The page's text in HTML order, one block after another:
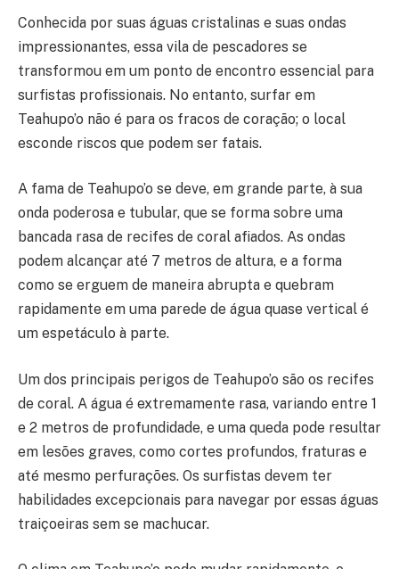
Conhecida por suas águas cristalinas e suas ondas
impressionantes, essa vila de pescadores se
transformou em um ponto de encontro essencial para
surfistas profissionais. No entanto, surfar em
Teahupo’o não é para os fracos de coração; o local
esconde riscos que podem ser fatais.
A fama de Teahupo’o se deve, em grande parte, à sua
onda poderosa e tubular, que se forma sobre uma
bancada rasa de recifes de coral afiados. As ondas
podem alcançar até 7 metros de altura, e a forma
como se erguem de maneira abrupta e quebram
rapidamente em uma parede de água quase vertical é
um espetáculo à parte.
Um dos principais perigos de Teahupo’o são os recifes
de coral. A água é extremamente rasa, variando entre 1
e 2 metros de profundidade, e uma queda pode resultar
em lesões graves, como cortes profundos, fraturas e
até mesmo perfurações. Os surfistas devem ter
habilidades excepcionais para navegar por essas águas
traiçoeiras sem se machucar.